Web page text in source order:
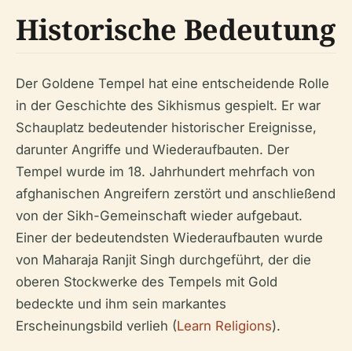
Historische Bedeutung
Der Goldene Tempel hat eine entscheidende Rolle
in der Geschichte des Sikhismus gespielt. Er war
Schauplatz bedeutender historischer Ereignisse,
darunter Angriffe und Wiederaufbauten. Der
Tempel wurde im 18. Jahrhundert mehrfach von
afghanischen Angreifern zerstört und anschließend
von der Sikh-Gemeinschaft wieder aufgebaut.
Einer der bedeutendsten Wiederaufbauten wurde
von Maharaja Ranjit Singh durchgeführt, der die
oberen Stockwerke des Tempels mit Gold
bedeckte und ihm sein markantes
Erscheinungsbild verlieh (Learn Religions).